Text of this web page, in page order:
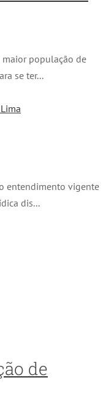
maior população de
se ter...
entendimento vigente
dis...
de